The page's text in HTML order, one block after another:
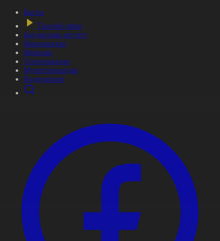
Басты
Тікелей эфир
Бағдарлама кестесі
Жаңалықтар
Жобалар
Телехикаялар
Мультсериалдар
Видеоархив